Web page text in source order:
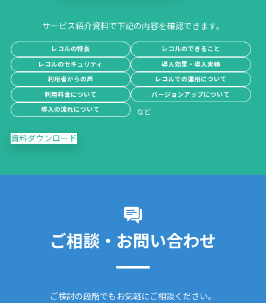
サービス紹介資料で下記の内容を確認できます。
レコルの特長
レコルのできること
レコルのセキュリティ
導入効果・導入実績
利用者からの声
レコルでの運用について
利用料金について
バージョンアップについて
導入の流れについて
資料ダウンロード
ご相談・お問い合わせ
ご検討の段階でもお気軽にご相談ください。